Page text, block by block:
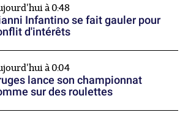
à 0:48
Infantino se fait gauler pour
d'intérêts
à 0:04
lance son championnat
sur des roulettes